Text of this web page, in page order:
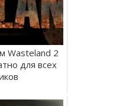
Wasteland 2
для всех